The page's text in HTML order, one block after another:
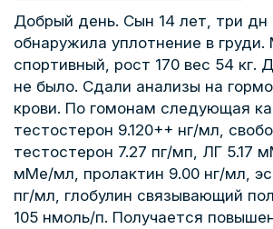
Добрый день. Сын 14 лет, три дн
обнаружила уплотнение в груди.
спортивный, рост 170 вес 54 кг.
не было. Сдали анализы на
крови. По гомонам следующая
тестостерон 9.120++ нг/мл,
тестостерон 7.27 пг/мп, ЛГ 5.17
мМе/мл, пролактин 9.00 нг/мл,
пг/мл, глобулин связывающий
105 нмоль/п. Получается